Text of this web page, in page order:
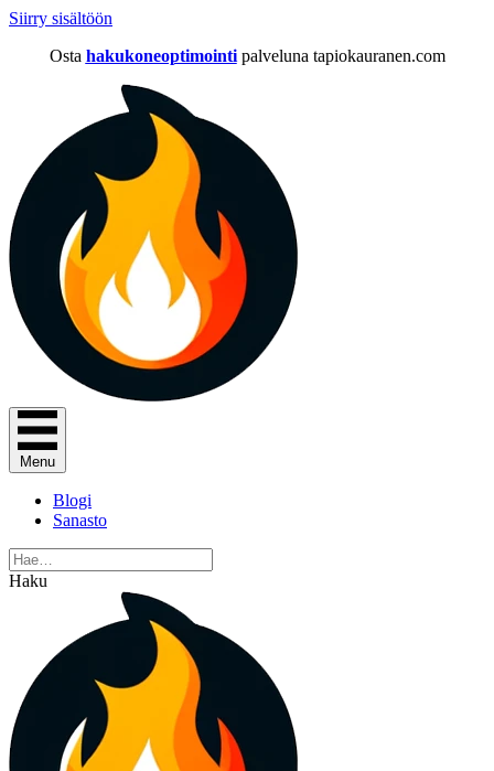
Siirry sisältöön
Osta hakukoneoptimointi palveluna tapiokauranen.com
Menu
Blogi
Sanasto
Haku